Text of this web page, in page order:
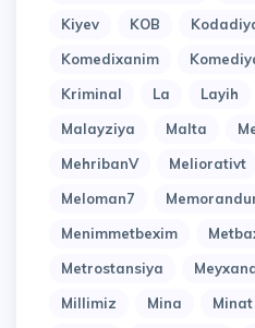
Kiyev
KOB
Komedixanim
Kriminal
La Layih
Malayziya
Malta
MehribanV
Meliorativt
Meloman7
Menimmetbexim
Metrostansiya
Millimiz
Mina Minat